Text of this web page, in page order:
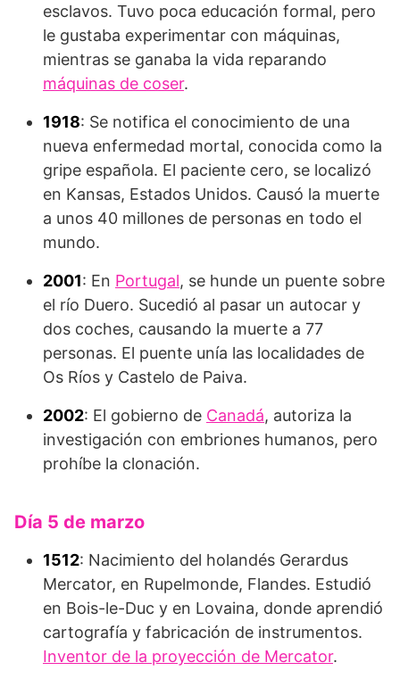
esclavos. Tuvo poca educación formal, pero
le gustaba experimentar con máquinas,
mientras se ganaba la vida reparando
máquinas de coser.
1918: Se notifica el conocimiento de una
nueva enfermedad mortal, conocida como la
gripe española. El paciente cero, se localizó
en Kansas, Estados Unidos. Causó la muerte
a unos 40 millones de personas en todo el
mundo.
2001: En Portugal, se hunde un puente sobre
el río Duero. Sucedió al pasar un autocar y
dos coches, causando la muerte a 77
personas. El puente unía las localidades de
Os Ríos y Castelo de Paiva.
2002: El gobierno de Canadá, autoriza la
investigación con embriones humanos, pero
prohíbe la clonación.
Día 5 de marzo
1512: Nacimiento del holandés Gerardus
Mercator, en Rupelmonde, Flandes. Es­tudió
en Bois-le-Duc y en Lovaina, donde aprendió
car­tografía y fabricación de instrumentos.
Inventor de la proyección de Mercator.